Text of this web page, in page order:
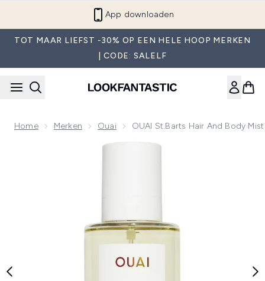
App downloaden
TOT MAAR LIEFST -30% OP EEN HELE HOOP MERKEN
| CODE: SALELF
Home Merken Ouai OUAI St.Barts Hair And Body
Now showing image 1 OUAI St.Barts Hair and Body Mist